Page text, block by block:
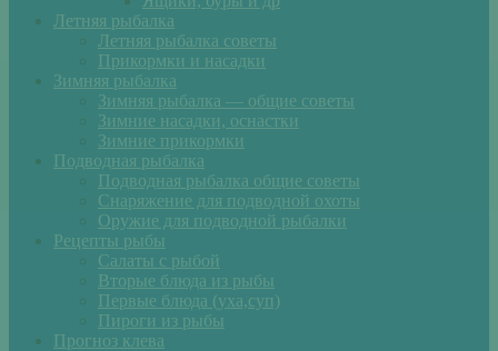
Летняя рыбалка
Летняя рыбалка советы
Прикормки и насадки
Зимняя рыбалка
Зимняя рыбалка — общие советы
Зимние насадки, оснастки
Зимние прикормки
Подводная рыбалка
Подводная рыбалка общие советы
Снаряжение для подводной охоты
Оружие для подводной рыбалки
Рецепты рыбы
Салаты с рыбой
Вторые блюда из рыбы
Первые блюда (уха,суп)
Пироги из рыбы
Прогноз клева